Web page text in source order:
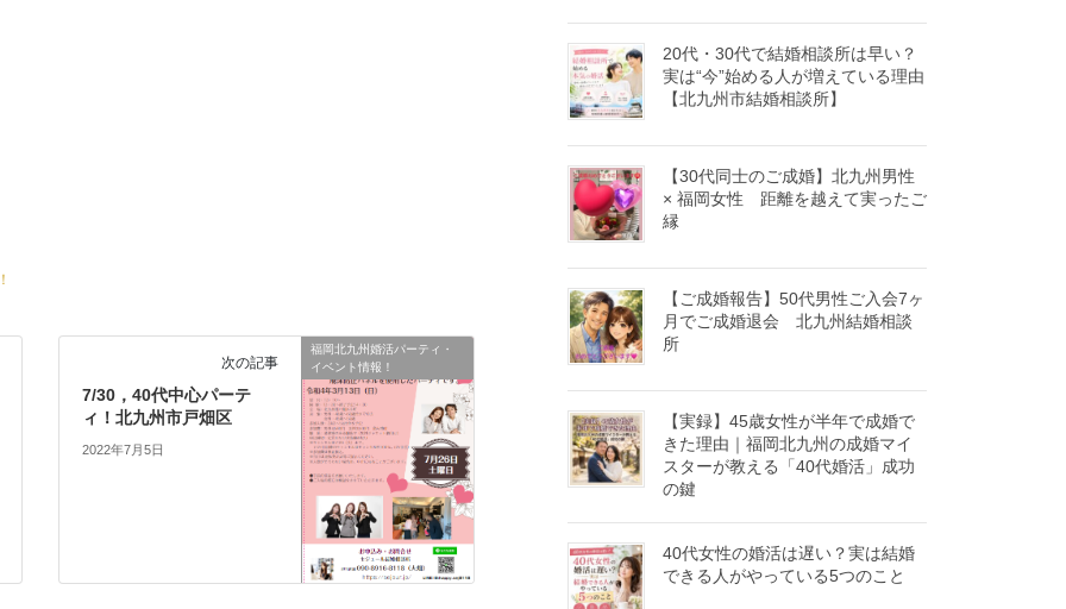
福岡北九州婚活パーティ・
イベント情報！
次の記事
7/30，40代中心パーテ
ィ！北九州市戸畑区
2022年7月5日
20代・30代で結婚相談所は早い？
実は“今”始める人が増えている理由
【北九州市結婚相談所】
【30代同士のご成婚】北九州男性
× 福岡女性 距離を越えて実ったご
縁
【ご成婚報告】50代男性ご入会7ヶ
月でご成婚退会 北九州結婚相談
所
【実録】45歳女性が半年で成婚で
きた理由｜福岡北九州の成婚マイ
スターが教える「40代婚活」成功
の鍵
40代女性の婚活は遅い？実は結婚
できる人がやっている5つのこと